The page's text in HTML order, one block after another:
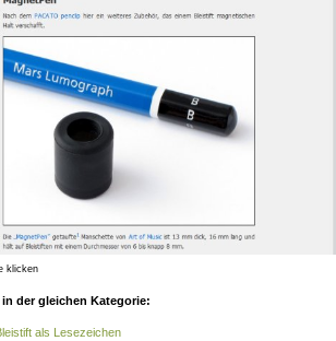
klicken
der gleichen Kategorie:
als Lesezeichen